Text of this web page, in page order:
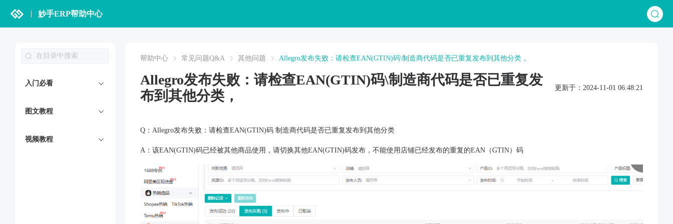
妙手ERP帮助中心
入门必看
图文教程
视频教程
帮助中心 常见问题Q&A 其他问题 Allegro发布失败：请检查EAN(GTIN)码\制造商代码是否已重复发布到其他分类，
Allegro发布失败：请检查EAN(GTIN)码\制造商代码是否已重复发
布到其他分类，
更新于：2024-11-01 06:48:21
Q：Allegro发布失败：请检查EAN(GTIN)码 制造商代码是否已重复发布到其他分类
A：该EAN(GTIN)码已经被其他商品使用，请切换其他EAN(GTIN)码发布，不能使用店铺已经发布的重复的EAN（GTIN）码